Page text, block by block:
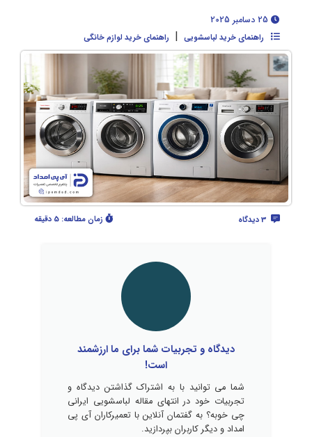
راهنمای خرید لباسشویی | راهنمای خرید لوازم خانگی
زمان مطالعه: 5 دقیقه
دیدگاه و تجربیات شما برای ما ارزشمند
است!
شما می توانید با به اشتراک گذاشتن دیدگاه و
تجربیات خود در انتهای مقاله لباسشویی ایرانی
چی خوبه؟ به گفتمان آنلاین با تعمیرکاران آی پی
امداد و دیگر کاربران بپردازید.